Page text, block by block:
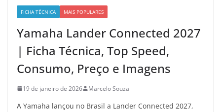
FICHA TÉCNICA MAIS POPULARES
Yamaha Lander Connected 2027
| Ficha Técnica, Top Speed,
Consumo, Preço e Imagens
19 de janeiro de 2026 Marcelo Souza
A Yamaha lançou no Brasil a Lander Connected 2027,